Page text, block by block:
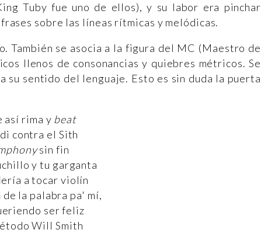
Tuby fue uno de ellos), y su labor era pinchar
sobre las líneas rítmicas y melódicas.
También se asocia a la figura del MC (Maestro de
llenos de consonancias y quiebres métricos. Se
su sentido del lenguaje. Esto es sin duda la puerta
así rima y beat
contra el Sith
sin fin
y tu garganta
a tocar violín
de la palabra pa' mí,
ser feliz
Will Smith